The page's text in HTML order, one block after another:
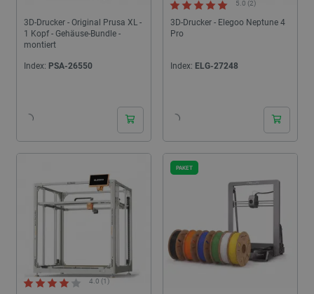
3D-Drucker - Original Prusa XL -
1 Kopf - Gehäuse-Bundle -
montiert
Index: PSA-26550
3D-Drucker - Elegoo Neptune 4
Pro
5.0 (2)
Index: ELG-27248
4.0 (1)
PAKET